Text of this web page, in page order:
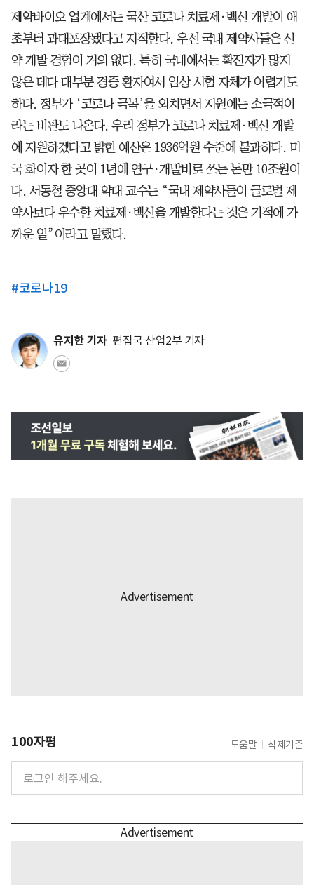
제약바이오 업계에서는 국산 코로나 치료제·백신 개발이 애
초부터 과대포장됐다고 지적한다. 우선 국내 제약사들은 신
약 개발 경험이 거의 없다. 특히 국내에서는 확진자가 많지
않은 데다 대부분 경증 환자여서 임상 시험 자체가 어렵기도
하다. 정부가 ‘코로나 극복’을 외치면서 지원에는 소극적이
라는 비판도 나온다. 우리 정부가 코로나 치료제·백신 개발
에 지원하겠다고 밝힌 예산은 1936억원 수준에 불과하다. 미
국 화이자 한 곳이 1년에 연구·개발비로 쓰는 돈만 10조원이
다. 서동철 중앙대 약대 교수는 “국내 제약사들이 글로벌 제
약사보다 우수한 치료제·백신을 개발한다는 것은 기적에 가
까운 일”이라고 말했다.
#코로나19
유지한 기자 편집국 산업2부 기자
100자평 도움말 삭제기준